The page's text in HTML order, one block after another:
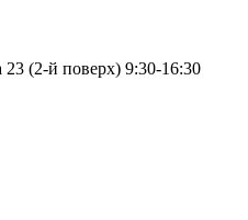
23 (2-й поверх) 9:30-16:30